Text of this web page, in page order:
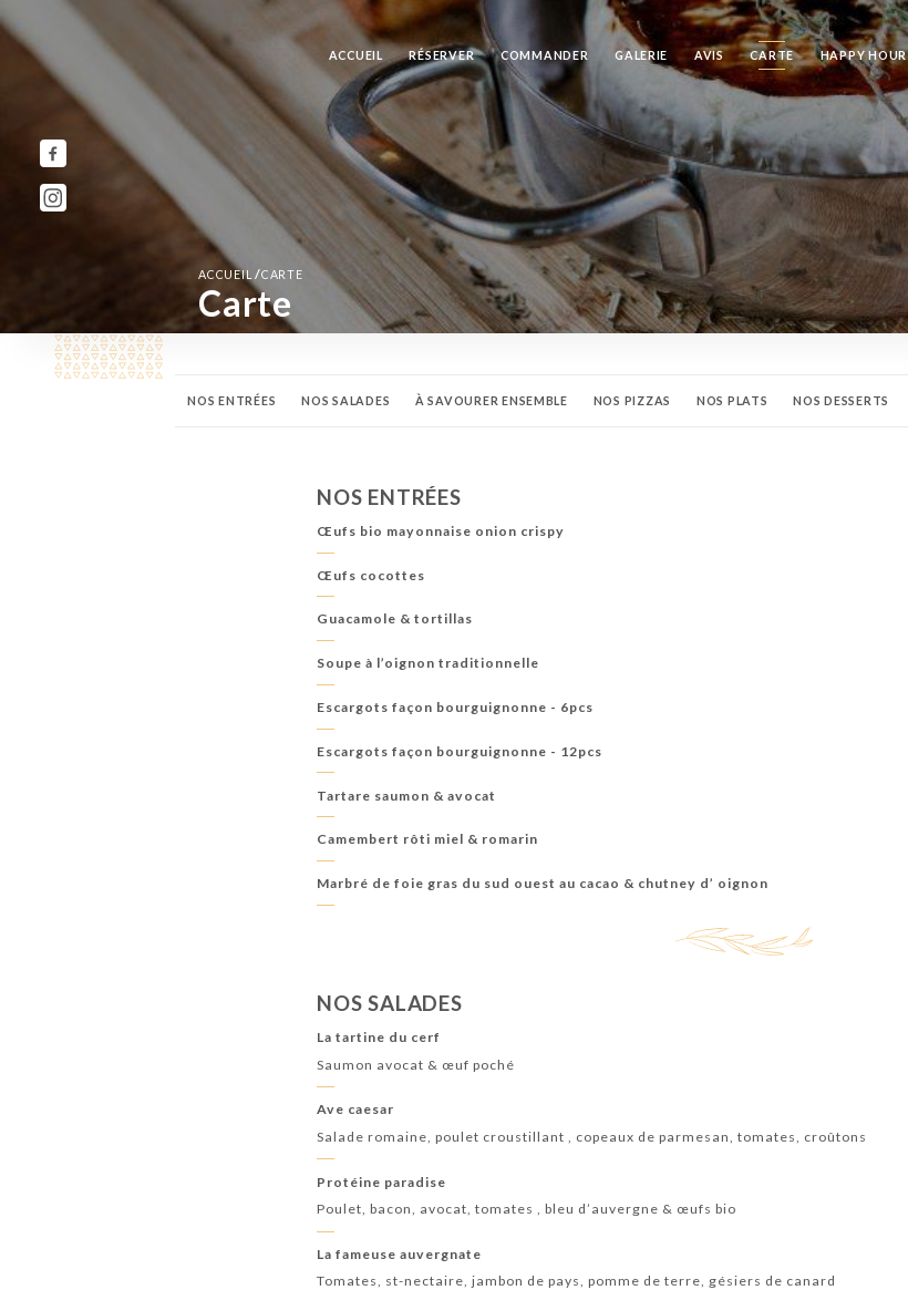
ACCUEIL RÉSERVER COMMANDER GALERIE AVIS CARTE HAPPY HOUR
ACCUEIL/CARTE
Carte
NOS ENTRÉES NOS SALADES À SAVOURER ENSEMBLE NOS PIZZAS NOS PLATS NOS DESSERTS
TEQUILAS COCKTAILS & MOCKTAILS
NOS ENTRÉES
Œufs bio mayonnaise onion crispy
Œufs cocottes
Guacamole & tortillas
Soupe à l’oignon traditionnelle
Escargots façon bourguignonne - 6pcs
Escargots façon bourguignonne - 12pcs
Tartare saumon & avocat
Camembert rôti miel & romarin
Marbré de foie gras du sud ouest au cacao & chutney d’ oignon
NOS SALADES
La tartine du cerf
Saumon avocat & œuf poché
Ave caesar
Salade romaine, poulet croustillant , copeaux de parmesan, tomates, croûtons
Protéine paradise
Poulet, bacon, avocat, tomates , bleu d’auvergne & œufs bio
La fameuse auvergnate
Tomates, st-nectaire, jambon de pays, pomme de terre, gésiers de canard